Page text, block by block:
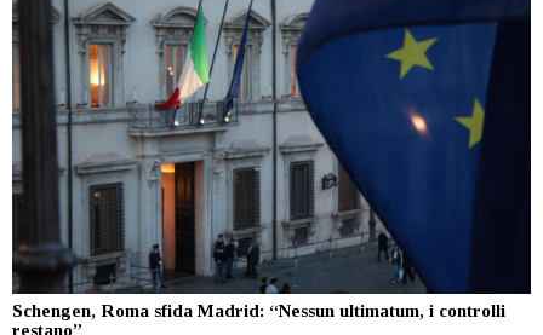
Schengen, Roma sfida Madrid: “Nessun ultimatum, i controlli
restano”